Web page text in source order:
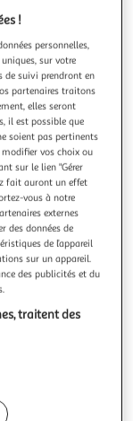
Nombre de
sur la
(en
!
personnelles,
sur votre
de suivi prendront en
partenaires traitons
elles seront
il est possible que
soient pas pertinents
vos choix ou
sur le lien "Gérer
fait auront un effet
vous à notre
externes
des données de
de l’appareil
sur un appareil.
des publicités et du
traitent des